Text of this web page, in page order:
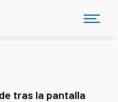
tras la pantalla